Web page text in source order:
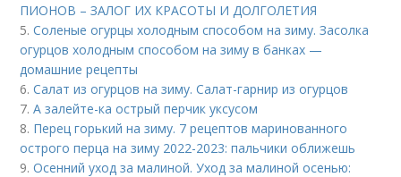
ПИОНОВ – ЗАЛОГ ИХ КРАСОТЫ И ДОЛГОЛЕТИЯ
5.Соленые огурцы холодным способом на зиму. Засолка
огурцов холодным способом на зиму в банках —
домашние рецепты
6.Салат из огурцов на зиму. Салат-гарнир из огурцов
7.А залейте-ка острый перчик уксусом
8. Перец горький на зиму. 7 рецептов маринованного
острого перца на зиму 2022-2023: пальчики оближешь
9.Осенний уход за малиной. Уход за малиной осенью: